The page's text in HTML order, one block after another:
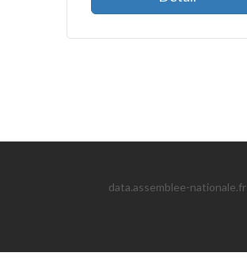
data.assemblee-nationale.fr